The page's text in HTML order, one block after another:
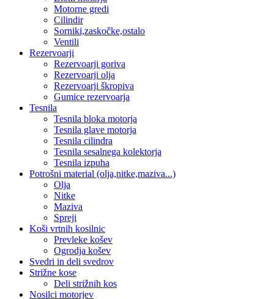
Motorne gredi
Cilindir
Sorniki,zaskočke,ostalo
Ventili
Rezervoarji
Rezervoarji goriva
Rezervoarji olja
Rezervoarji škropiva
Gumice rezervoarja
Tesnila
Tesnila bloka motorja
Tesnila glave motorja
Tesnila cilindra
Tesnila sesalnega kolektorja
Tesnila izpuha
Potrošni material (olja,nitke,maziva...)
Olja
Nitke
Maziva
Spreji
Koši vrtnih kosilnic
Prevleke košev
Ogrodja košev
Svedri in deli svedrov
Strižne kose
Deli strižnih kos
Nosilci motorjev